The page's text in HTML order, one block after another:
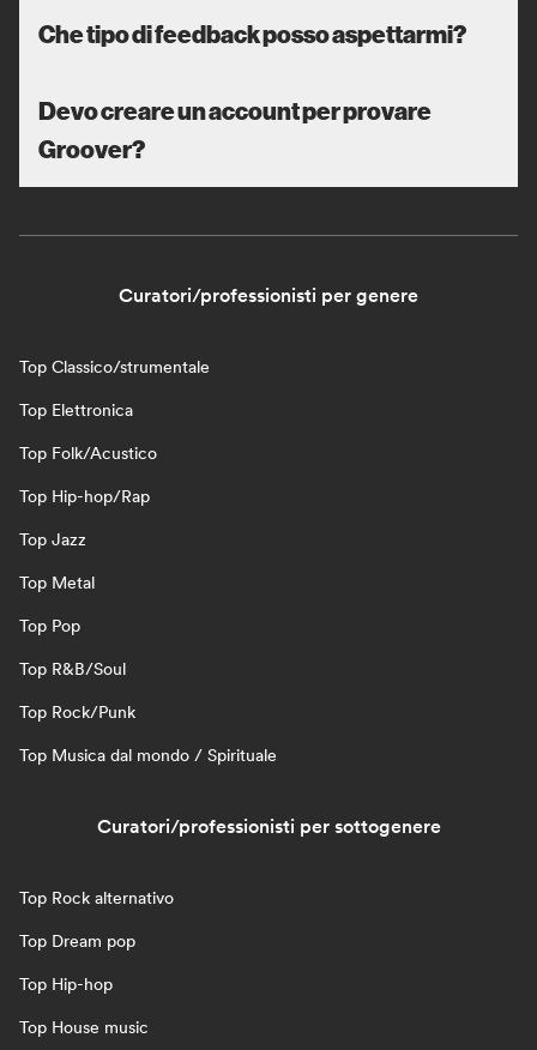
Che tipo di feedback posso aspettarmi?
Devo creare un account per provare
Groover?
Curatori/professionisti per genere
Top Classico/strumentale
Top Elettronica
Top Folk/Acustico
Top Hip-hop/Rap
Top Jazz
Top Metal
Top Pop
Top R&B/Soul
Top Rock/Punk
Top Musica dal mondo / Spirituale
Curatori/professionisti per sottogenere
Top Rock alternativo
Top Dream pop
Top Hip-hop
Top House music